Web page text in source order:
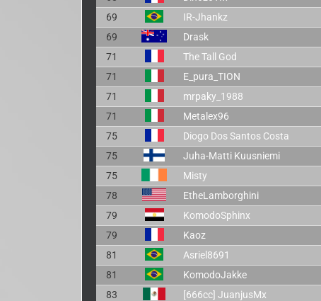
69
IR-Jhankz
69
Drask
71
The Tall God
71
E_pura_TION
71
mrpaky_1988
71
Metalex96
75
Diogo Dos Santos Costa
75
Juha-Matti Kuusniemi
75
Misty
78
EtheLamborghini
79
KomodoSphinx
79
Kaoz
81
Asriel8691
81
KomodoJakke
83
[666cc] JuanjusMx